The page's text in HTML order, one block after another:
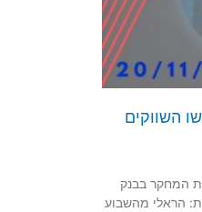
11/2024 | מה עשו השווקים
המחקר בבנק
הראלי מהשבוע